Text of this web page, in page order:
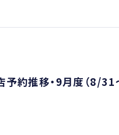
約推移・9月度（8/31